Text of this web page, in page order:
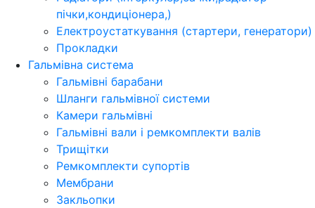
пічки,кондиціонера,)
Електроустаткування (стартери, генератори)
Прокладки
Гальмівна система
Гальмівні барабани
Шланги гальмівної системи
Камери гальмівні
Гальмівні вали і ремкомплекти валів
Трищітки
Ремкомплекти супортів
Мембрани
Закльопки